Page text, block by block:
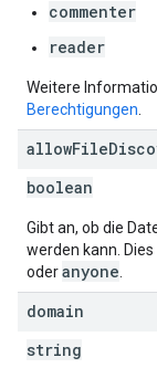
commenter
reader
Weitere
Berechtigungen
allowFile
boolean
Gibt an, ob die
werden kann.
oderanyone
domain
string